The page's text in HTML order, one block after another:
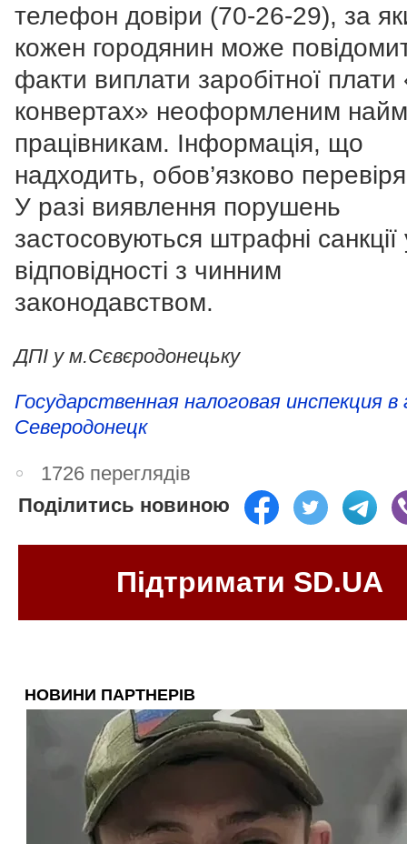
телефон довіри (70-26-29), за
кожен городянин може
факти виплати заробітної плати
конвертах» неоформленим
працівникам. Інформація, що
надходить, обов’язково
У разі виявлення порушень
застосовуються штрафні санкції
відповідності з чинним
законодавством.
ДПІ у м.Сєвєродонецьку
Государственная налоговая инспекция в
Северодонецк
1726 переглядів
Поділитись новиною
Підтримати SD.UA